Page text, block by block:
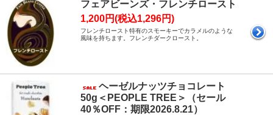
フェアビーンズ・フレンチロースト
1,200円(税込1,296円)
フレンチロースト特有のスモーキーでカラメルのような
風味を持ちます。フレンチダークロースト。
ヘーゼルナッツチョコレート
50g＜PEOPLE TREE＞（セール
40％OFF：期限2026.8.21）